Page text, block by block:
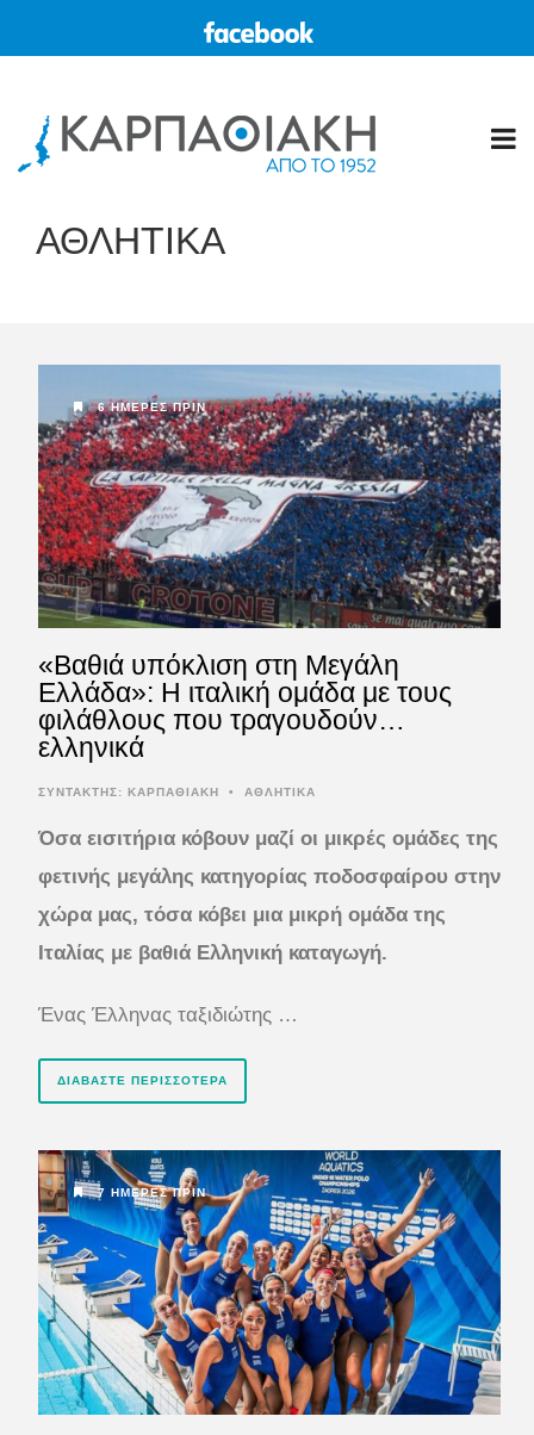
ΑΘΛΗΤΙΚΑ
6 ΗΜΈΡΕΣ ΠΡΙΝ
«Βαθιά υπόκλιση στη Μεγάλη
Ελλάδα»: Η ιταλική ομάδα με τους
φιλάθλους που τραγουδούν…
ελληνικά
ΣΥΝΤΆΚΤΗΣ: ΚΑΡΠΑΘΙΑΚΗ • ΑΘΛΗΤΙΚΑ
Όσα εισιτήρια κόβουν μαζί οι μικρές ομάδες της
φετινής μεγάλης κατηγορίας ποδοσφαίρου στην
χώρα μας, τόσα κόβει μια μικρή ομάδα της
Ιταλίας με βαθιά Ελληνική καταγωγή.
Ένας Έλληνας ταξιδιώτης …
ΔΙΑΒΆΣΤΕ ΠΕΡΙΣΣΌΤΕΡΑ
7 ΗΜΈΡΕΣ ΠΡΙΝ